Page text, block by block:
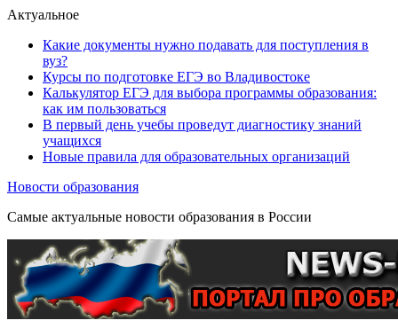
Актуальное
Какие документы нужно подавать для поступления в
вуз?
Курсы по подготовке ЕГЭ во Владивостоке
Калькулятор ЕГЭ для выбора программы образования:
как им пользоваться
В первый день учебы проведут диагностику знаний
учащихся
Новые правила для образовательных организаций
Новости образования
Самые актуальные новости образования в России